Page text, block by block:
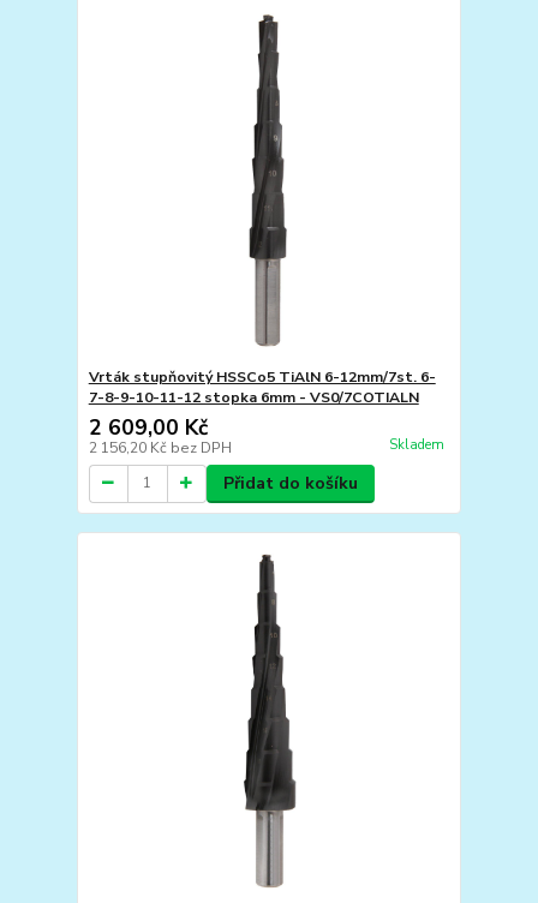
Vrták stupňovitý HSSCo5 TiAlN 6-12mm/7st. 6-
7-8-9-10-11-12 stopka 6mm - VS0/7COTIALN
2 609,00 Kč
2 156,20 Kč bez DPH Skladem
Přidat do košíku